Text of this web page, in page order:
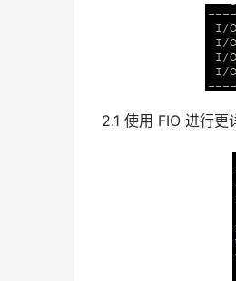
2.1 使用 FIO 进行更